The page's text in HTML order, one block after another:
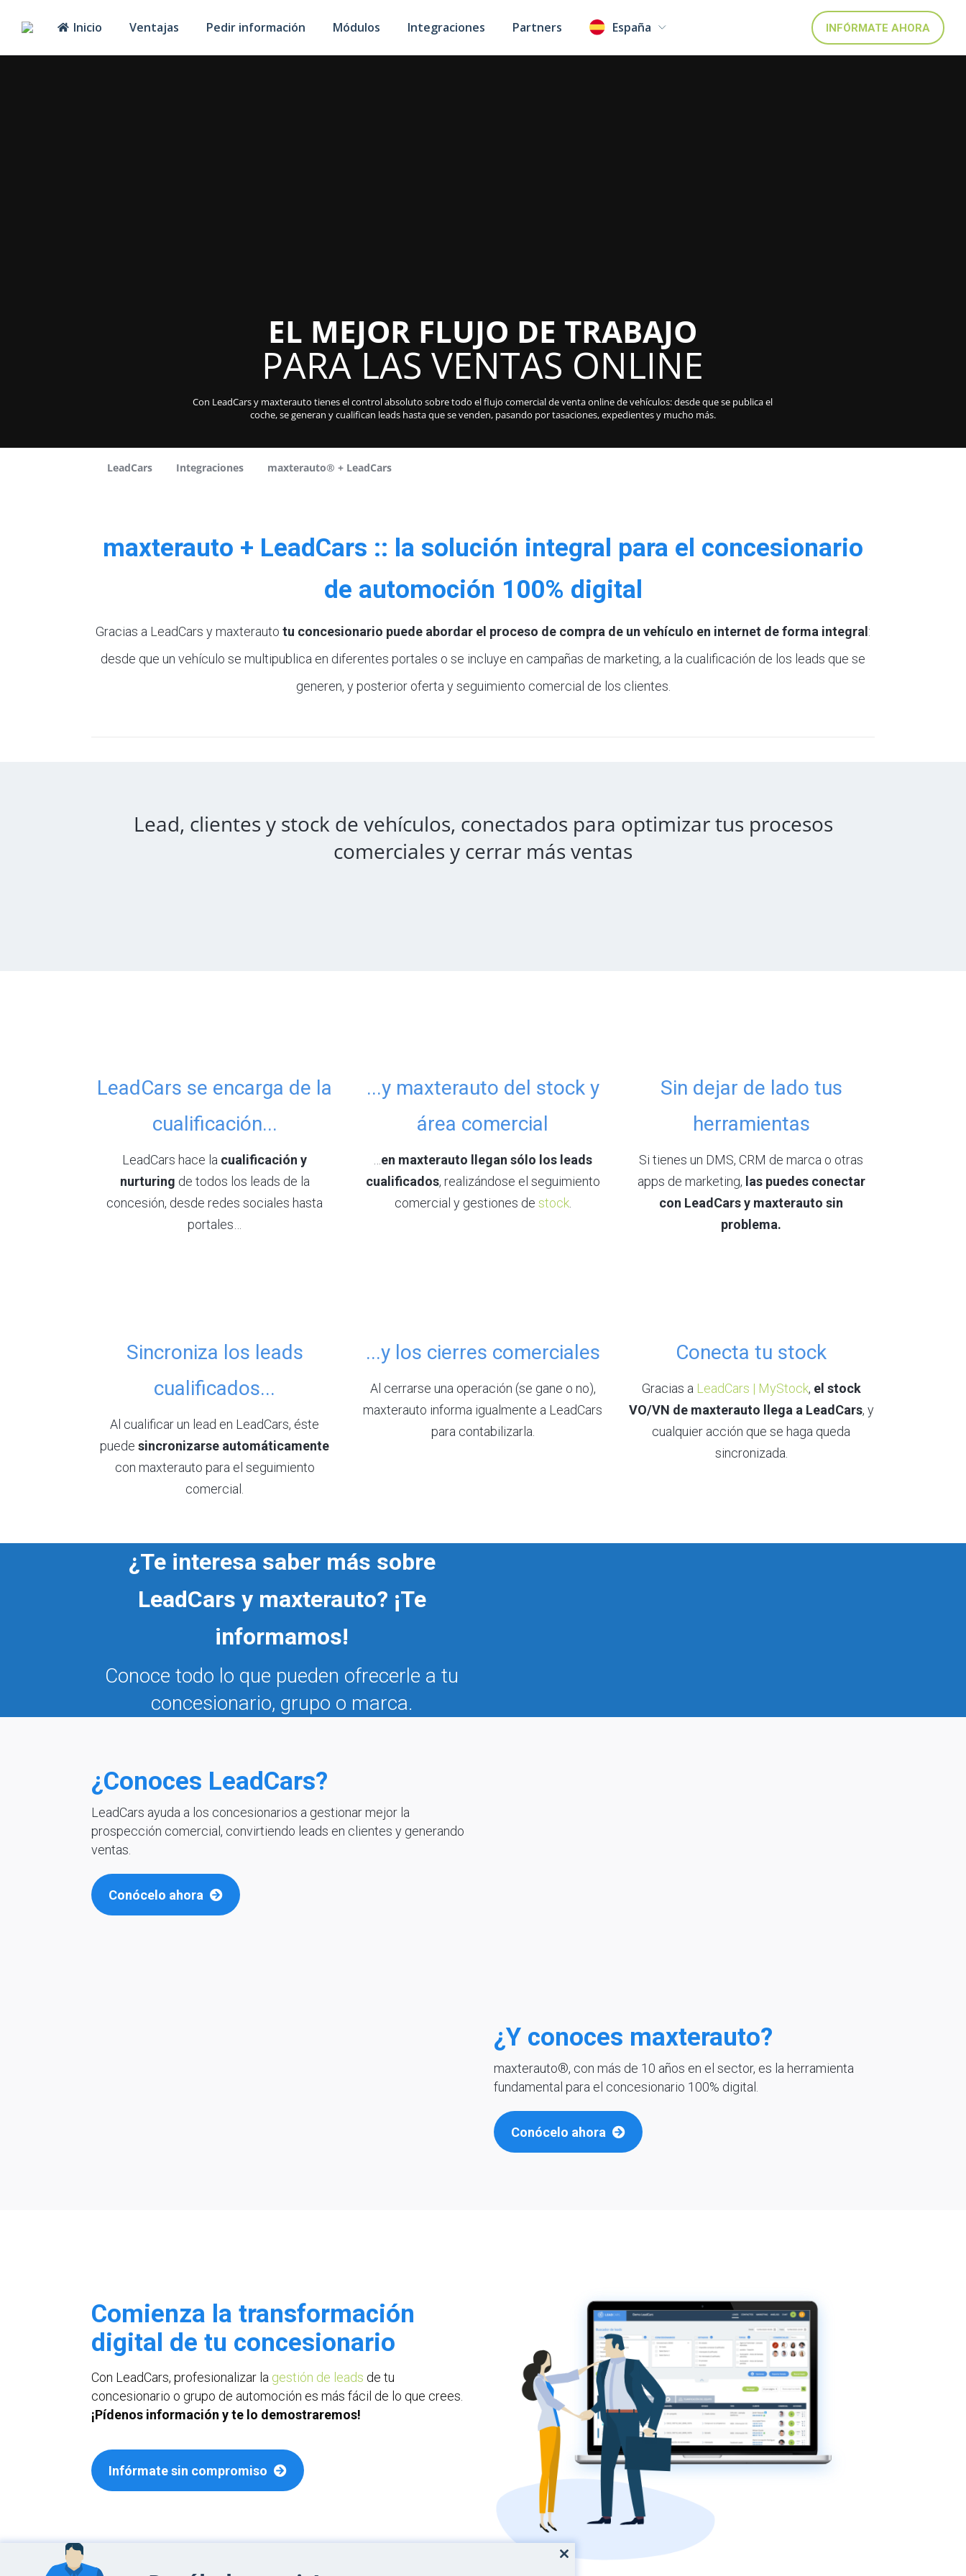
Inicio Ventajas Pedir información Módulos Integraciones Partners España INFÓRMATE AHORA
EL MEJOR FLUJO DE TRABAJO
PARA LAS VENTAS ONLINE
Con LeadCars y maxterauto tienes el control absoluto sobre todo el flujo comercial de venta online de vehículos: desde que se publica el
coche, se generan y cualifican leads hasta que se venden, pasando por tasaciones, expedientes y mucho más.
LeadCars Integraciones maxterauto® + LeadCars
maxterauto + LeadCars :: la solución integral para el concesionario
de automoción 100% digital
Gracias a LeadCars y maxterauto tu concesionario puede abordar el proceso de compra de un vehículo en internet de forma integral :
desde que un vehículo se multipublica en diferentes portales o se incluye en campañas de marketing, a la cualificación de los leads que se
generen, y posterior oferta y seguimiento comercial de los clientes.
Lead, clientes y stock de vehículos, conectados para optimizar tus procesos
comerciales y cerrar más ventas
LeadCars se encarga de la
cualificación...
LeadCars hace la cualificación y
nurturing de todos los leads de la
concesión, desde redes sociales hasta
portales…
...y maxterauto del stock y
área comercial
en maxterauto llegan sólo los leads
cualificados, realizándose el seguimiento
comercial y gestiones de stock.
Sin dejar de lado tus
herramientas
Si tienes un DMS, CRM de marca o otras
apps de marketing, las puedes conectar
con LeadCars y maxterauto sin
problema.
Sincroniza los leads
cualificados...
Al cualificar un lead en LeadCars, éste
puedesincronizarse automáticamente
con maxterauto para el seguimiento
comercial.
...y los cierres comerciales
Al cerrarse una operación (se gane o no),
maxterauto informa igualmente a LeadCars
para contabilizarla.
Conecta tu stock
Gracias a LeadCars | MyStock, el stock
VO/VN de maxterauto llega a LeadCars, y
cualquier acción que se haga queda
sincronizada.
¿Te interesa saber más sobre
LeadCars y maxterauto? ¡Te
informamos!
Conoce todo lo que pueden ofrecerle a tu
concesionario, grupo o marca.
¿Conoces LeadCars?
LeadCars ayuda a los concesionarios a gestionar mejor la
prospección comercial, convirtiendo leads en clientes y generando
ventas.
Conócelo ahora
¿Y conoces maxterauto?
maxterauto®, con más de 10 años en el sector, es la herramienta
fundamental para el concesionario 100% digital.
Conócelo ahora
Comienza la transformación
digital de tu concesionario
Con LeadCars, profesionalizar la gestión de leads de tu
concesionario o grupo de automoción es más fácil de lo que crees.
¡Pídenos información y te lo demostraremos!
Infórmate sin compromiso